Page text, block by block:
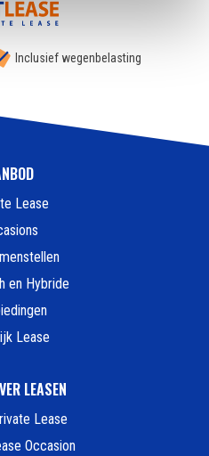
Inclusief wegenbelasting
Lease
en Hybride
Lease
LEASEN
Lease
Occasion